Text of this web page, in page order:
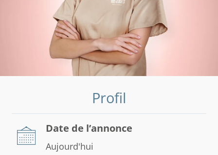
Profil
Date de l’annonce
Aujourd'hui